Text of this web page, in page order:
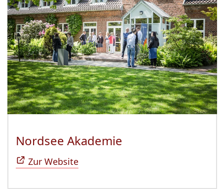
Nordsee Akademie
Zur Website